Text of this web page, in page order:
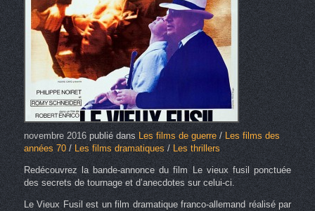
novembre 2016publié dans Les films de guerre/ Les films des
années 70/ Les films dramatiques/ Les thrillers
Redécouvrez la bande-annonce du film Le vieux fusil ponctuée
des secrets de tournage et d’anecdotes sur celui-ci.
Le Vieux Fusil est un film dramatique franco-allemand réalisé par